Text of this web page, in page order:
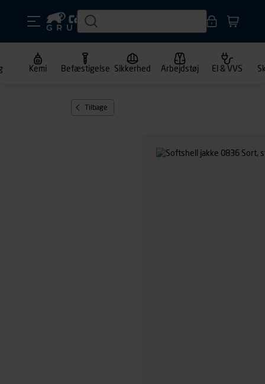
Kemi Befæstigelse Sikkerhed Arbejdstøj El & VVS
Tilbage